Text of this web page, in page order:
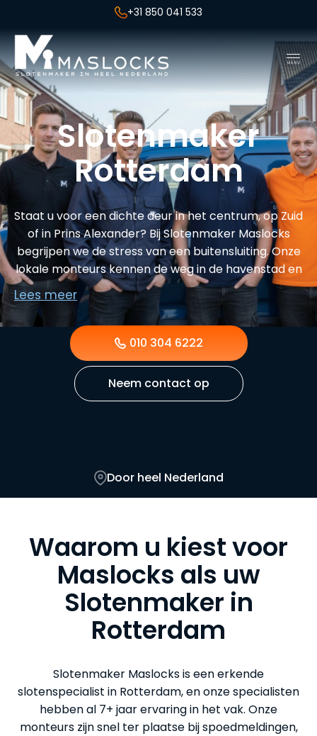
+31 850 041 533
Slotenmaker
Rotterdam
Staat u voor een dichte deur in het centrum, op Zuid
of in Prins Alexander? Bij Slotenmaker Maslocks
begrijpen we de stress van een buitensluiting. Onze
lokale monteurs kennen de weg in de havenstad en
zijn gemiddeld binnen 25 minuten bij u op locatie.
Bel direct
010-3046222 !
Lees meer
010 304 6222
Neem contact op
Door heel Nederland
Waarom u kiest voor
Maslocks als uw
Slotenmaker in
Rotterdam
Slotenmaker Maslocks is een erkende
slotenspecialist in Rotterdam, en onze specialisten
hebben al 7+ jaar ervaring in het vak. Onze
monteurs zijn snel ter plaatse bij spoedmeldingen,